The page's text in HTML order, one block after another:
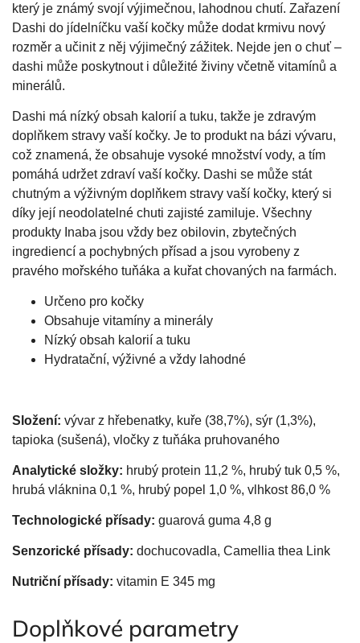
který je známý svojí výjimečnou, lahodnou chutí. Zařazení
Dashi do jídelníčku vaší kočky může dodat krmivu nový
rozměr a učinit z něj výjimečný zážitek. Nejde jen o chuť –
dashi může poskytnout i důležité živiny včetně vitamínů a
minerálů.
Dashi má nízký obsah kalorií a tuku, takže je zdravým
doplňkem stravy vaší kočky. Je to produkt na bázi vývaru,
což znamená, že obsahuje vysoké množství vody, a tím
pomáhá udržet zdraví vaší kočky. Dashi se může stát
chutným a výživným doplňkem stravy vaší kočky, který si
díky její neodolatelné chuti zajisté zamiluje. Všechny
produkty Inaba jsou vždy bez obilovin, zbytečných
ingrediencí a pochybných přísad a jsou vyrobeny z
pravého mořského tuňáka a kuřat chovaných na farmách.
Určeno pro kočky
Obsahuje vitamíny a minerály
Nízký obsah kalorií a tuku
Hydratační, výživné a vždy lahodné
Složení: vývar z hřebenatky, kuře (38,7%), sýr (1,3%),
tapioka (sušená), vločky z tuňáka pruhovaného
Analytické složky: hrubý protein 11,2 %, hrubý tuk 0,5 %,
hrubá vláknina 0,1 %, hrubý popel 1,0 %, vlhkost 86,0 %
Technologické přísady: guarová guma 4,8 g
Senzorické přísady: dochucovadla, Camellia thea Link
Nutriční přísady: vitamin E 345 mg
Doplňkové parametry